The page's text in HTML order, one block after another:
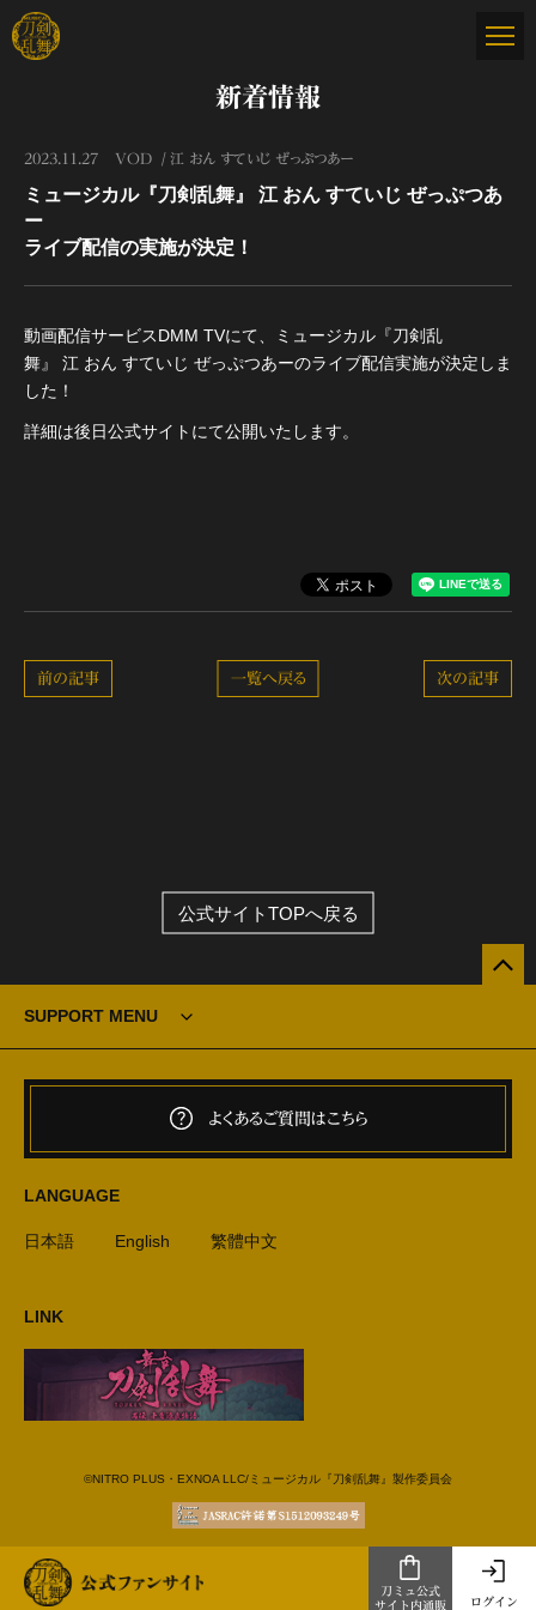
刀ミュ公式
サイト内通販
ログイン
新着情報
2023.11.27 VOD 江 おん すていじ ぜっぷつあー
ミュージカル『刀剣乱舞』 江 おん すていじ ぜっぷつあ
ー
ライブ配信の実施が決定！
動画配信サービスDMM TVにて、ミュージカル『刀剣乱
舞』 江 おん すていじ ぜっぷつあーのライブ配信実施が決定しま
した！
詳細は後日公式サイトにて公開いたします。
次の記事
一覧へ戻る
前の記事
公式サイトTOPへ戻る
SUPPORT MENU
よくあるご質問はこちら
LANGUAGE
日本語 English 繁體中文
LINK
©NITRO PLUS・EXNOA LLC/ミュージカル『刀剣乱舞』製作委員会